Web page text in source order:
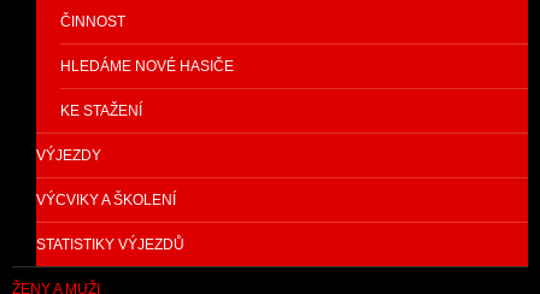
ČINNOST
HLEDÁME NOVÉ HASIČE
KE STAŽENÍ
VÝJEZDY
VÝCVIKY A ŠKOLENÍ
STATISTIKY VÝJEZDŮ
ŽENY A MUŽI